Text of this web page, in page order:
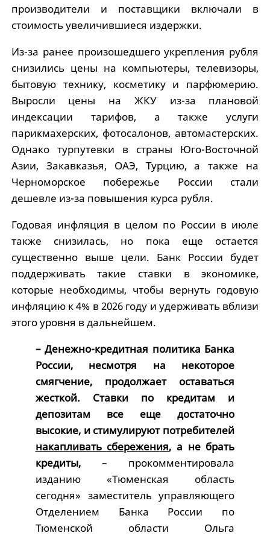
производители и поставщики включали в
стоимость увеличившиеся издержки.
Из-за ранее произошедшего укрепления рубля
снизились цены на компьютеры, телевизоры,
бытовую технику, косметику и парфюмерию.
Выросли цены на ЖКУ из-за плановой
индексации тарифов, а также услуги
парикмахерских, фотосалонов, автомастерских.
Однако турпутевки в страны Юго-Восточной
Азии, Закавказья, ОАЭ, Турцию, а также на
Черноморское побережье России стали
дешевле из-за повышения курса рубля.
Годовая инфляция в целом по России в июле
также снизилась, но пока еще остается
существенно выше цели. Банк России будет
поддерживать такие ставки в экономике,
которые необходимы, чтобы вернуть годовую
инфляцию к 4% в 2026 году и удерживать вблизи
этого уровня в дальнейшем.
– Денежно-кредитная политика Банка
России, несмотря на некоторое
смягчение, продолжает оставаться
жесткой. Ставки по кредитам и
депозитам все еще достаточно
высокие, и стимулируют потребителей
накапливать сбережения, а не брать
кредиты,– прокомментировала
изданию «Тюменская область
сегодня» заместитель управляющего
Отделением Банка России по
Тюменской области Ольга